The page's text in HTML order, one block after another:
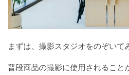
まずは、撮影スタジオをのぞいて
普段商品の撮影に使用されること